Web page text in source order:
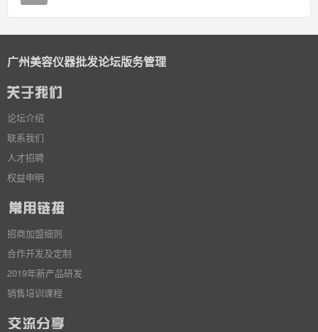
广州美容仪器批发论坛版务管理
论坛介绍
联系我们
人才招聘
权益申明
招商加盟细则
合作开发及定制
2019年新产品研发
销售培训课程